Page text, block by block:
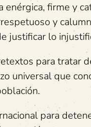
firme y
y
justificar lo
para tratar
universal que
para